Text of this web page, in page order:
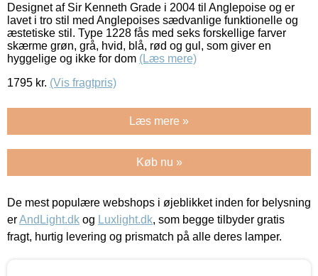
Designet af Sir Kenneth Grade i 2004 til Anglepoise og er
lavet i tro stil med Anglepoises sædvanlige funktionelle og
æstetiske stil. Type 1228 fås med seks forskellige farver
skærme grøn, grå, hvid, blå, rød og gul, som giver en
hyggelige og ikke for dom (Læs mere)
1795 kr. (Vis fragtpris)
Læs mere »
Køb nu »
De mest populære webshops i øjeblikket inden for belysning
erAndLight.dk og Luxlight.dk, som begge tilbyder gratis
fragt, hurtig levering og prismatch på alle deres lamper.